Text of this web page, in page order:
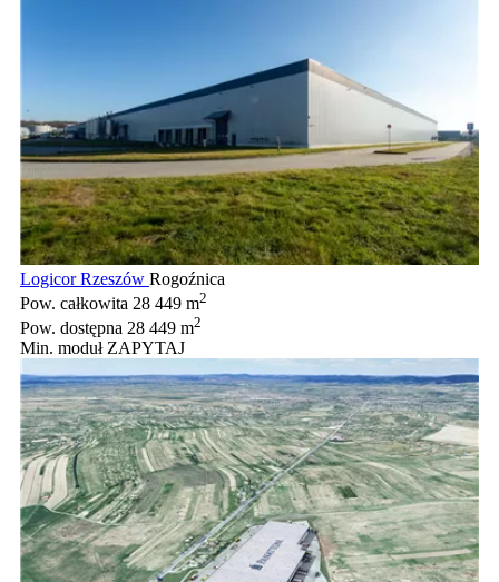
Logicor Rzeszów Rogoźnica
Pow. całkowita 28 449 m2
Pow. dostępna 28 449 m2
Min. moduł ZAPYTAJ